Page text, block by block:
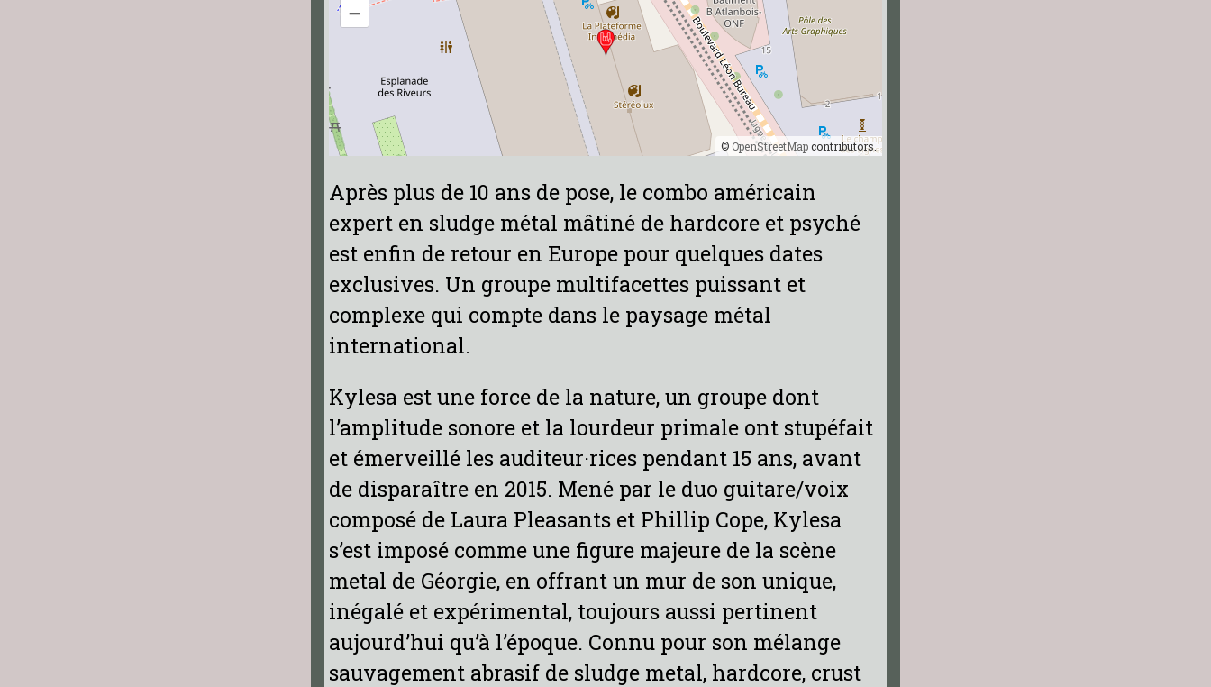
–
© OpenStreetMapcontributors.
Après plus de 10 ans de pose, le combo américain
expert en sludge métal mâtiné de hardcore et psyché
est enfin de retour en Europe pour quelques dates
exclusives. Un groupe multifacettes puissant et
complexe qui compte dans le paysage métal
international.
Kylesa est une force de la nature, un groupe dont
l’amplitude sonore et la lourdeur primale ont stupéfait
et émerveillé les auditeur·rices pendant 15 ans, avant
de disparaître en 2015. Mené par le duo guitare/voix
composé de Laura Pleasants et Phillip Cope, Kylesa
s’est imposé comme une figure majeure de la scène
metal de Géorgie, en offrant un mur de son unique,
inégalé et expérimental, toujours aussi pertinent
aujourd’hui qu’à l’époque. Connu pour son mélange
sauvagement abrasif de sludge metal, hardcore, crust